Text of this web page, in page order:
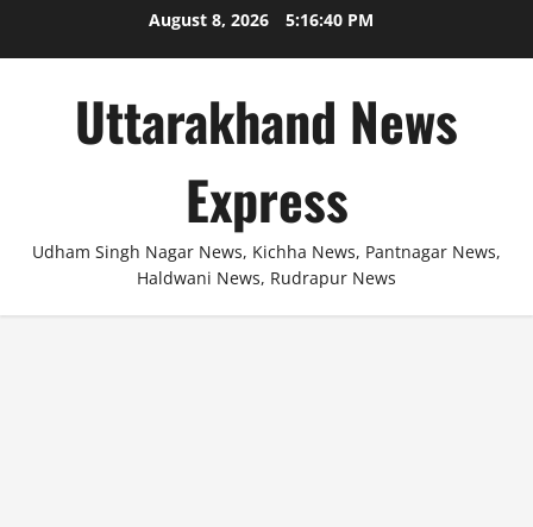
August 8, 2026 5:16:40 PM
Uttarakhand News
Express
Udham Singh Nagar News, Kichha News, Pantnagar News,
Haldwani News, Rudrapur News